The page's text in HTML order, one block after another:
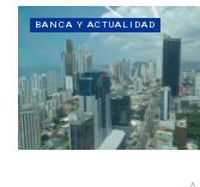
BANCA Y ACTUALIDAD